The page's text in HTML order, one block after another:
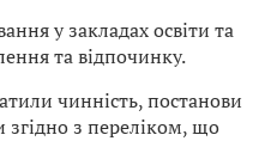
у закладах освіти та
та відпочинку.
чинність, постанови
згідно з переліком, що